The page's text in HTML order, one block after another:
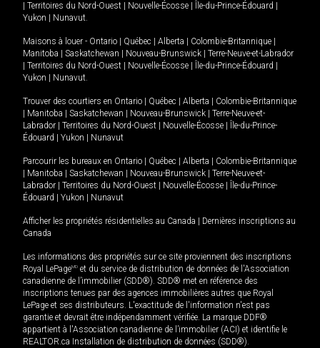
Territoires du Nord-Ouest Nouvelle-Écosse Île-du-Prince-Édouard
Yukon
Nunavut.
Maisons à louer - Ontario Québec Alberta Colombie-Britannique
Manitoba
Saskatchewan Nouveau-Brunswick
Terre-Neuve-et-Labrador
Territoires du Nord-Ouest Nouvelle-Écosse Île-du-Prince-Édouard
Yukon
Nunavut.
Trouver des courtiers en Ontario Québec Alberta
Colombie-Britannique
Manitoba Saskatchewan Nouveau-Brunswick
Terre-Neuve-et-
Labrador
Territoires du Nord-Ouest Nouvelle-Écosse
Île-du-Prince-
Édouard
Yukon Nunavut
Parcourir les bureaux en Ontario Québec Alberta
Colombie-Britannique
Manitoba Saskatchewan Nouveau-Brunswick
Terre-Neuve-et-
Labrador
Territoires du Nord-Ouest Nouvelle-Écosse
Île-du-Prince-
Édouard
Yukon Nunavut
Afficher les propriétés résidentielles au Canada
Dernières inscriptions au
Canada
Les informations des propriétés sur ce site proviennent des inscriptions
Royal LePageMD et du service de distribution de données de l'Association
canadienne de l’immobilier (SDD®). SDD® met en référence des
inscriptions tenues par des agences immobilières autres que Royal
LePage et ses distributeurs. L'exactitude de l'information n'est pas
garantie et devrait être indépendamment vérifiée. La marque DDF®
appartient à l'Association canadienne de l’immobilier (ACI) et identifie le
REALTOR.ca Installation de distribution de données (SDD®).